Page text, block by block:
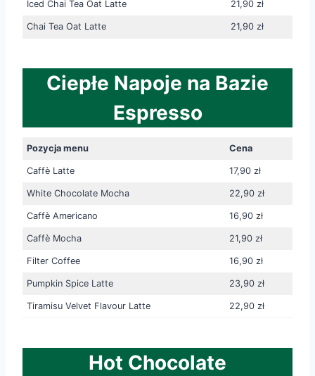
Iced Chai Tea Oat Latte 21,90 zł
Chai Tea Oat Latte 21,90 zł
Ciepłe Napoje na Bazie
Espresso
Pozycja menu Cena
Caffè Latte 17,90 zł
White Chocolate Mocha 22,90 zł
Caffè Americano 16,90 zł
Caffè Mocha 21,90 zł
Filter Coffee 16,90 zł
Pumpkin Spice Latte 23,90 zł
Tiramisu Velvet Flavour Latte 22,90 zł
Hot Chocolate